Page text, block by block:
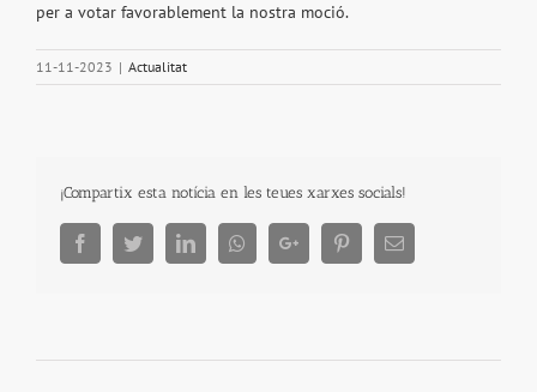
per a votar favorablement la nostra moció.
11-11-2023 | Actualitat
¡Compartix esta notícia en les teues xarxes socials!
FacebookTwitterLinkedInWhatsappGoogle+ PinterestEmail